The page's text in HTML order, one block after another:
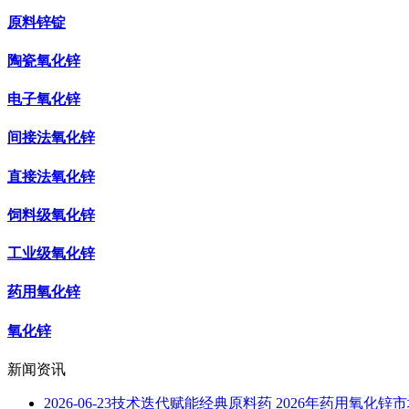
原料锌锭
陶瓷氧化锌
电子氧化锌
间接法氧化锌
直接法氧化锌
饲料级氧化锌
工业级氧化锌
药用氧化锌
氧化锌
新闻资讯
2026-06-23技术迭代赋能经典原料药 2026年药用氧化锌